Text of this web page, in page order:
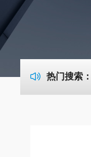
热门搜索：